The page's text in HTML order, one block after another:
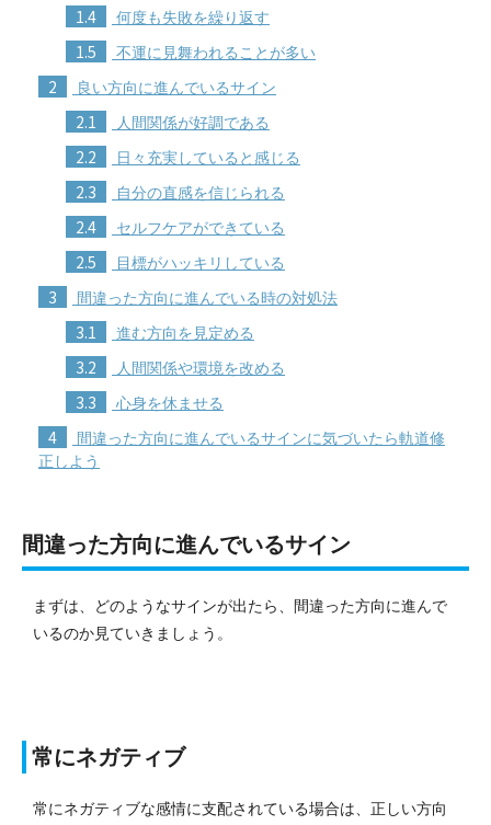
1.4 何度も失敗を繰り返す
1.5 不運に見舞われることが多い
2 良い方向に進んでいるサイン
2.1 人間関係が好調である
2.2 日々充実していると感じる
2.3 自分の直感を信じられる
2.4 セルフケアができている
2.5 目標がハッキリしている
3 間違った方向に進んでいる時の対処法
3.1 進む方向を見定める
3.2 人間関係や環境を改める
3.3 心身を休ませる
4
間違った方向に進んでいるサインに気づいたら軌道修
正しよう
間違った方向に進んでいるサイン
まずは、どのようなサインが出たら、間違った方向に進んで
いるのか見ていきましょう。
常にネガティブ
常にネガティブな感情に支配されている場合は、正しい方向